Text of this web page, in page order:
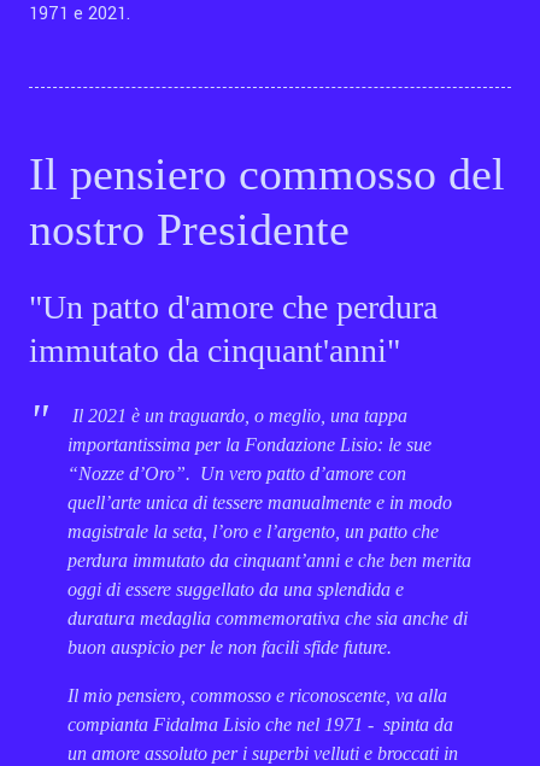
1971 e 2021.
Il pensiero commosso del
nostro Presidente
"Un patto d'amore che perdura
immutato da cinquant'anni"
Il 2021 è un traguardo, o meglio, una tappa
importantissima per la Fondazione Lisio: le sue
“Nozze d’Oro”. Un vero patto d’amore con
quell’arte unica di tessere manualmente e in modo
magistrale la seta, l’oro e l’argento, un patto che
perdura immutato da cinquant’anni e che ben merita
oggi di essere suggellato da una splendida e
duratura medaglia commemorativa che sia anche di
buon auspicio per le non facili sfide future.
Il mio pensiero, commosso e riconoscente, va alla
compianta Fidalma Lisio che nel 1971 - spinta da
un amore assoluto per i superbi velluti e broccati in